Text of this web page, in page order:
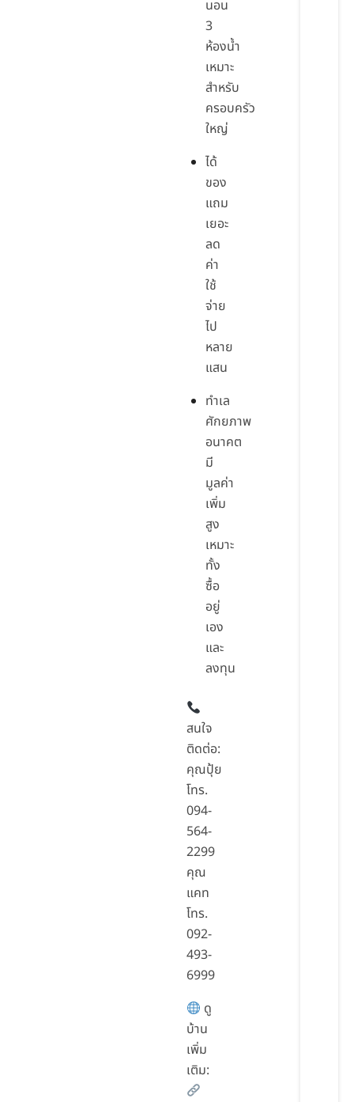
นอน
3
ห้องน้ำ
เหมาะ
สำหรับ
ครอบครัว
ใหญ่
ได้
ของ
แถม
เยอะ
ลด
ค่า
ใช้
จ่าย
ไป
หลาย
แสน
ทำเล
ศักยภาพ
อนาคต
มี
มูลค่า
เพิ่ม
สูง
เหมาะ
ทั้ง
ซื้อ
อยู่
เอง
และ
ลงทุน
สนใจ
ติดต่อ:
คุณปุ้ย
โทร.
094-
564-
2299
คุณ
แคท
โทร.
092-
493-
6999
ดู
บ้าน
เพิ่ม
เติม: